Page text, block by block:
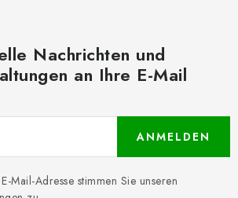
Nachrichten und
an Ihre E-Mail
Mail-Adresse stimmen Sie unseren
ANMELDEN